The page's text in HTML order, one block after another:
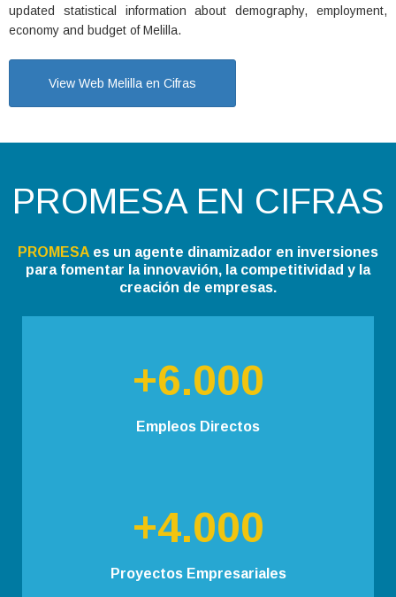
updated statistical information about demography, employment,
economy and budget of Melilla.
View Web Melilla en Cifras
PROMESA EN CIFRAS
PROMESA es un agente dinamizador en inversiones
para fomentar la innovavión, la competitividad y la
creación de empresas.
+6.000
Empleos Directos
+4.000
Proyectos Empresariales